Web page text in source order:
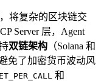
，将复杂的区块链交
Server 层，Agent
双链架构 （Solana 和
免了加密货币波动风
和